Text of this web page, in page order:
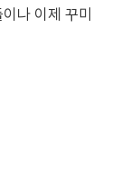
나 이제 꾸미